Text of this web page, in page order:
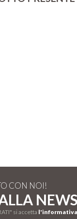
CON NOI!
si accetta